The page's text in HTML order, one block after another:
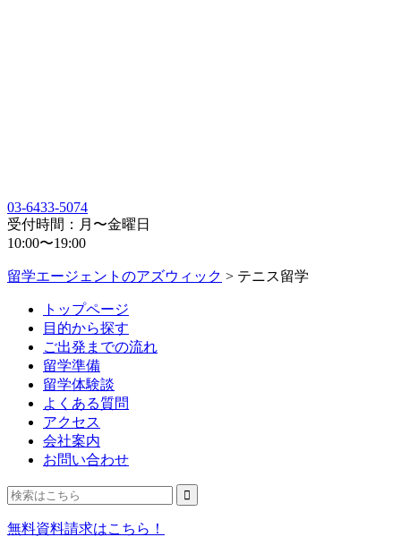
03-6433-5074
受付時間：月〜金曜日
10:00〜19:00
留学エージェントのアズウィック > テニス留学
トップページ
目的から探す
ご出発までの流れ
留学準備
留学体験談
よくある質問
アクセス
会社案内
お問い合わせ
無料資料請求はこちら！